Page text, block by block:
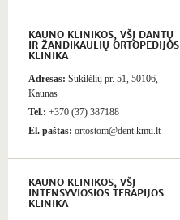
KAUNO KLINIKOS, VŠĮ DANTŲ
IR ŽANDIKAULIŲ ORTOPEDIJOS
KLINIKA
Adresas: Sukilėlių pr. 51, 50106,
Kaunas
Tel.: +370 (37) 387188
El. paštas: ortostom@dent.kmu.lt
KAUNO KLINIKOS, VŠĮ
INTENSYVIOSIOS TERAPIJOS
KLINIKA